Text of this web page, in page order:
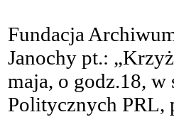
Fundacja
Janochy pt.:
maja, o godz.18,
Politycznych PRL,